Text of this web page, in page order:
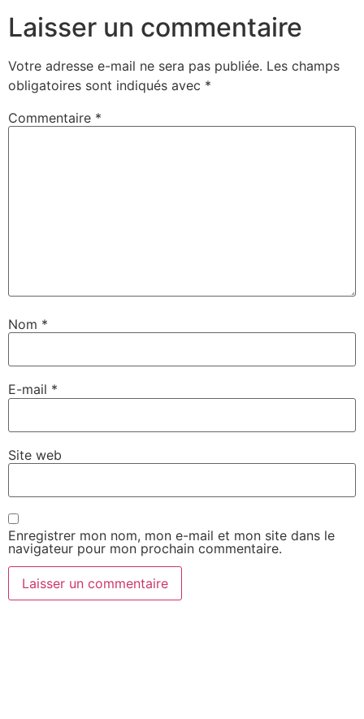
Laisser un commentaire
Votre adresse e-mail ne sera pas publiée. Les champs
obligatoires sont indiqués avec *
Commentaire *
Nom *
E-mail *
Site web
Enregistrer mon nom, mon e-mail et mon site dans le
navigateur pour mon prochain commentaire.